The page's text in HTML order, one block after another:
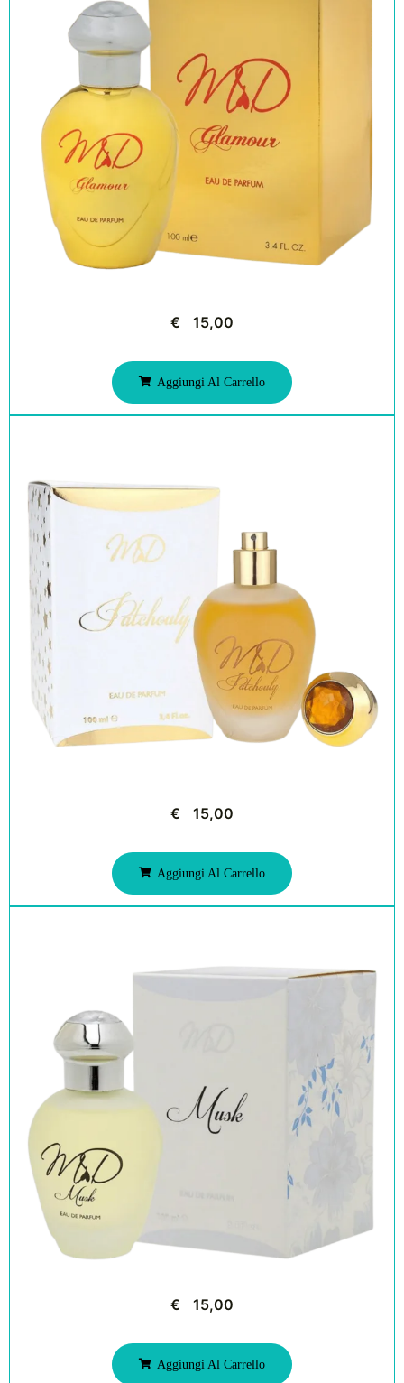
€ 15,00
Aggiungi Al Carrello
€ 15,00
Aggiungi Al Carrello
€ 15,00
Aggiungi Al Carrello